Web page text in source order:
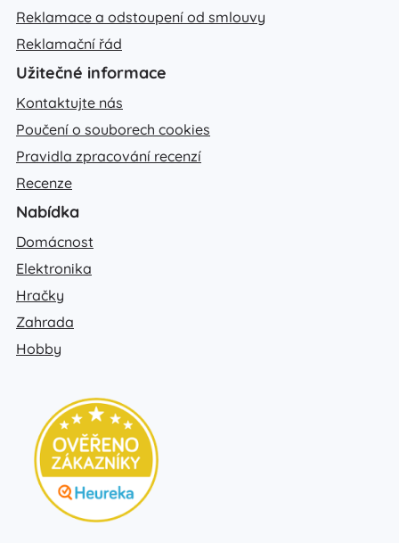
Reklamace a odstoupení od smlouvy
Reklamační řád
Užitečné informace
Kontaktujte nás
Poučení o souborech cookies
Pravidla zpracování recenzí
Recenze
Nabídka
Domácnost
Elektronika
Hračky
Zahrada
Hobby